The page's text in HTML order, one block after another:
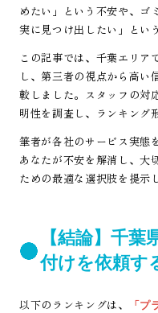
めたい」という不安や、ゴ
実に見つけ出したい」とい
この記事では、千葉エリア
し、第三者の視点から高い
較しました。スタッフの対
明性を調査し、ランキング
筆者が各社のサービス実態
あなたが不安を解消し、大
ための最適な選択肢を提示
【結論】千
付けを依頼す
以下のランキングは、
「